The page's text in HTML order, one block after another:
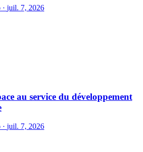
· juil. 7, 2026
au service du développement
· juil. 7, 2026